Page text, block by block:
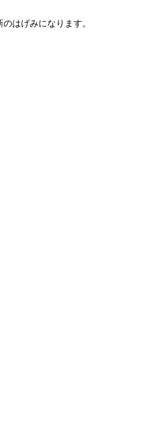
はげみになります。